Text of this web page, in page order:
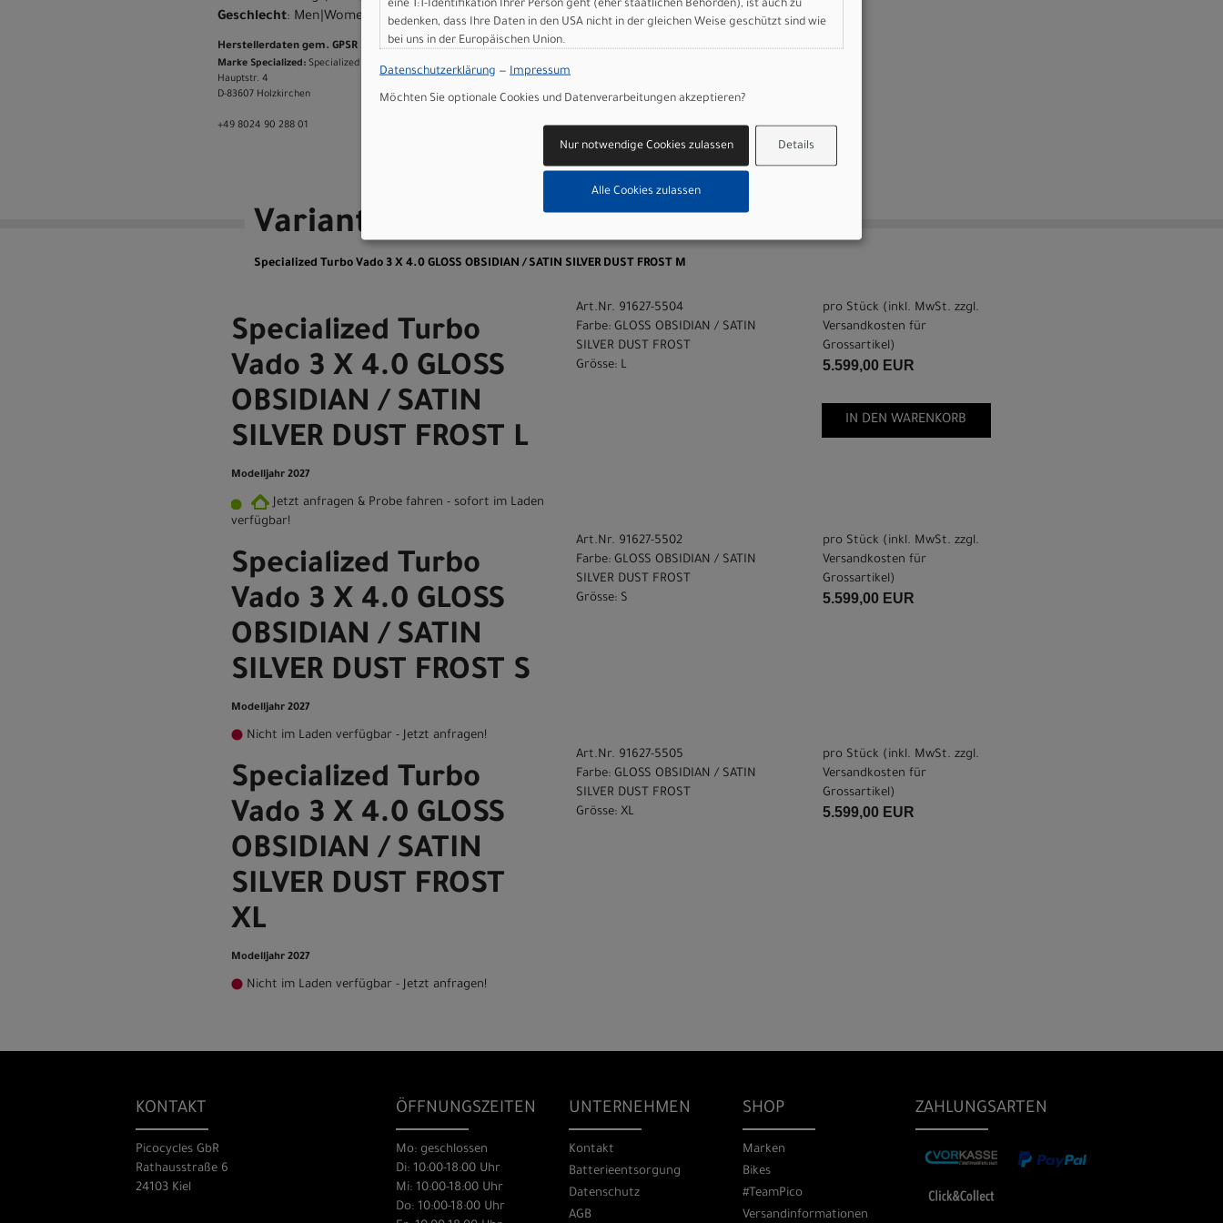
Geschlecht: Men|Women
Herstellerdaten gem. GPSR
Marke Specialized: Specialized Germany GmbH
Hauptstr. 4
D-83607 Holzkirchen
+49 8024 90 288 01
Varianten
Specialized Turbo Vado 3 X 4.0 GLOSS OBSIDIAN / SATIN SILVER DUST FROST M
Specialized Turbo
Vado 3 X 4.0 GLOSS
OBSIDIAN / SATIN
SILVER DUST FROST L
Modelljahr 2027
Jetzt anfragen & Probe fahren - sofort im Laden
verfügbar!
Art.Nr. 91627-5504
Farbe: GLOSS OBSIDIAN / SATIN
SILVER DUST FROST
Grösse: L
pro Stück (inkl. MwSt. zzgl.
Versandkosten für
Grossartikel )
5.599,00 EUR
IN DEN WARENKORB
Specialized Turbo
Vado 3 X 4.0 GLOSS
OBSIDIAN / SATIN
SILVER DUST FROST S
Modelljahr 2027
Nicht im Laden verfügbar - Jetzt anfragen!
Art.Nr. 91627-5502
Farbe: GLOSS OBSIDIAN / SATIN
SILVER DUST FROST
Grösse: S
pro Stück (inkl. MwSt. zzgl.
Versandkosten für
Grossartikel )
5.599,00 EUR
Specialized Turbo
Vado 3 X 4.0 GLOSS
OBSIDIAN / SATIN
SILVER DUST FROST
XL
Modelljahr 2027
Nicht im Laden verfügbar - Jetzt anfragen!
Art.Nr. 91627-5505
Farbe: GLOSS OBSIDIAN / SATIN
SILVER DUST FROST
Grösse: XL
pro Stück (inkl. MwSt. zzgl.
Versandkosten für
Grossartikel )
5.599,00 EUR
KONTAKT
Picocycles GbR
Rathausstraße 6
24103 Kiel
ÖFFNUNGSZEITEN
Mo: geschlossen
Di: 10:00-18:00 Uhr
Mi: 10:00-18:00 Uhr
Do: 10:00-18:00 Uhr
UNTERNEHMEN
Kontakt
Batterieentsorgung
Datenschutz
AGB
SHOP
Marken
Bikes
#TeamPico
Versandinformationen
ZAHLUNGSARTEN
eine 1:1-Identifikation Ihrer Person geht (eher staatlichen Behörden), ist auch zu
bedenken, dass Ihre Daten in den USA nicht in der gleichen Weise geschützt sind wie
bei uns in der Europäischen Union.
Datenschutzerklärung — Impressum
Möchten Sie optionale Cookies und Datenverarbeitungen akzeptieren?
Details
Nur notwendige Cookies zulassen
Alle Cookies zulassen